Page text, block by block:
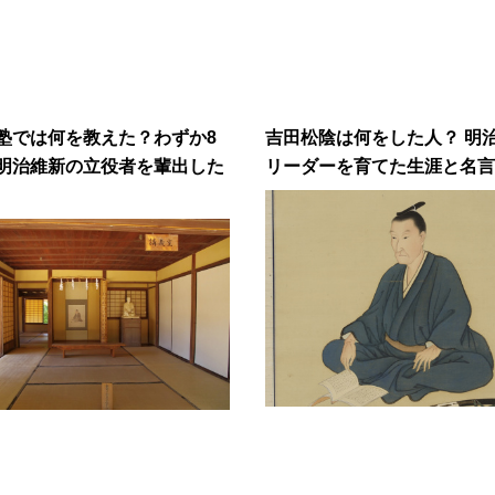
では何を教えた？わずか8
治維新の立役者を輩出した
吉田松陰は何をした人？ 明
リーダーを育てた生涯と名